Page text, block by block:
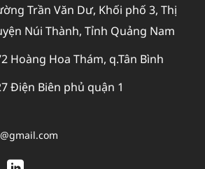
Trần Văn Dư, Khối phố 3, Thị
Núi Thành, Tỉnh Quảng Nam
Hoàng Hoa Thám, q.Tân Bình
Điện Biên phủ quận 1